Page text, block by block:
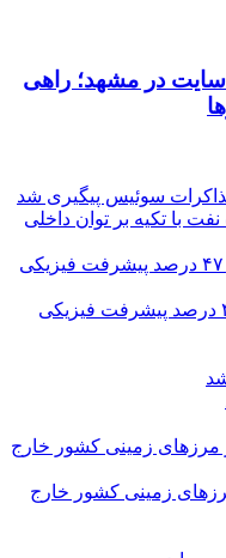
در مشهد؛ راهی
با تکیه بر توان داخلی
بازوند: ایستگاه راه‌آهن سبزوار ۴۷ درصد پیشرفت فیزیکی
از مرزهای زمینی کشور خارج